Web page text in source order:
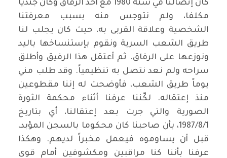
كان إتصالنا في سنة 1980 مع أحد الرفاق وكان جنديا
مكلفا، ولم نتوجس منه بسبب معرفتنا
الشخصية وعلاقة القربى به، حيث كان يجلب لنا
طريق الشعب السرية ونقوم بإستنساخها باليد
ونوزعها على الرفاق. ثم أعتقل هذا الرفيق وأطلق
سراحه ولم نعد نتصل به تنظيمياً. وقد طلب مني
يوماً طريق الشعب، فأوضحت له إننا مقطوعين
منذ إعتقاله. لكّننا عرفنا أثناء محكمة الثورة
الصورية والتي جرت بعد إعتقالنا، أي بتاريخ
1987/8/1، بأن صاحبنا كان محكوما بالسجن المؤبد،
قبل أن يساوموه فيعمل مخبراً لديهم. وهكذا
عرفنا بأننا كنا مراقبين ومكشوفين أمام قوى